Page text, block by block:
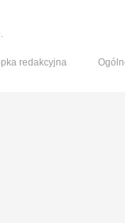
redakcyjna